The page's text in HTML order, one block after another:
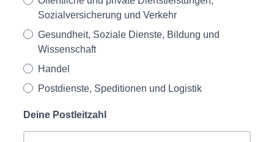
Sozialversicherung und Verkehr
Gesundheit, Soziale Dienste, Bildung und
Wissenschaft
Handel
Postdienste, Speditionen und Logistik
Deine Postleitzahl